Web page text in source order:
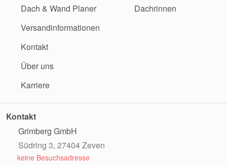
Dach & Wand Planer
Versandinformationen
Kontakt
Über uns
Karriere
Dachrinnen
Kontakt
Grimberg GmbH
Südring 3, 27404 Zeven
keine Besuchsadresse